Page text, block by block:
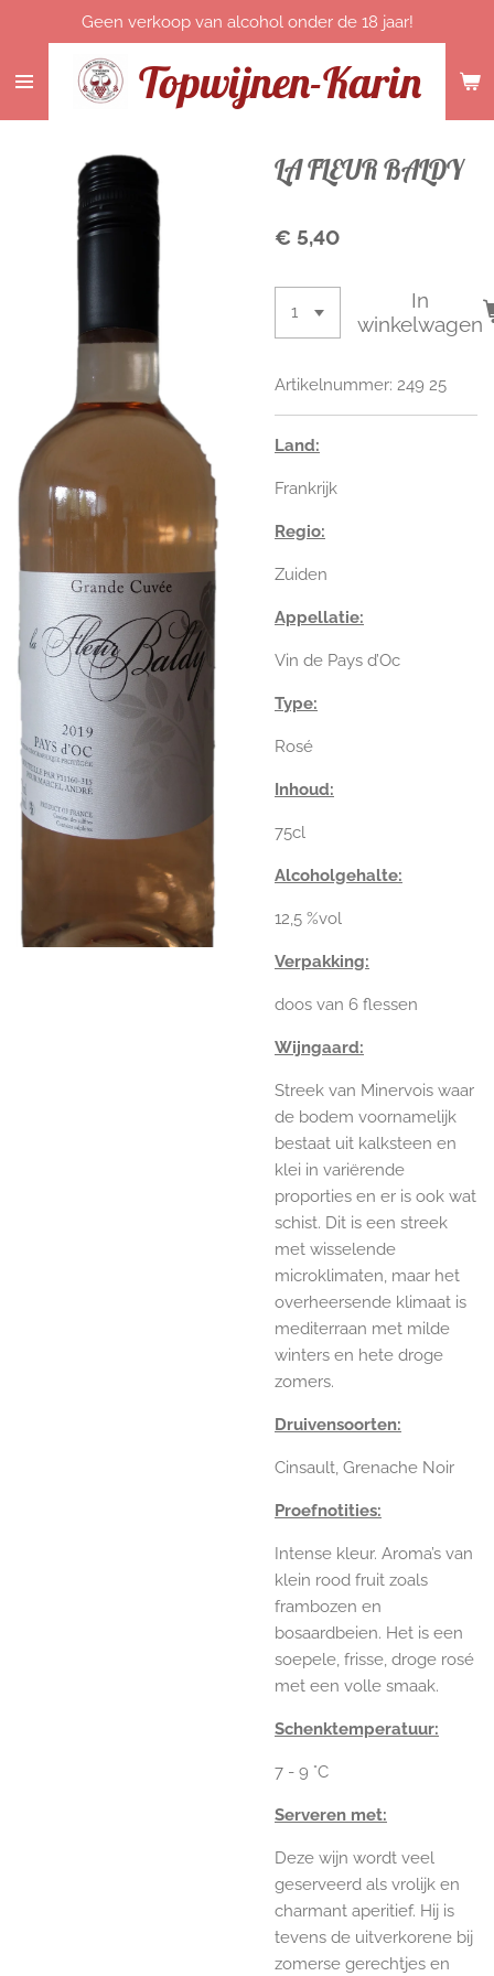
direct
naar
Topwijnen-Karin
Geen verkoop van alcohol onder de 18 jaar!
LA FLEUR BALDY
€ 5,40
In
winkelwagen
Artikelnummer: 249 25
Land:
Frankrijk
Regio:
Zuiden
Appellatie:
Vin de Pays d’Oc
Type:
Rosé
Inhoud:
75cl
Alcoholgehalte:
12,5 %vol
Verpakking:
doos van 6 flessen
Wijngaard:
Streek van Minervois waar
de bodem voornamelijk
bestaat uit kalksteen en
klei in variërende
proporties en er is ook wat
schist. Dit is een streek
met wisselende
microklimaten, maar het
overheersende klimaat is
mediterraan met milde
winters en hete droge
zomers.
Druivensoorten:
Cinsault, Grenache Noir
Proefnotities:
Intense kleur. Aroma’s van
klein rood fruit zoals
frambozen en
bosaardbeien. Het is een
soepele, frisse, droge rosé
met een volle smaak.
Schenktemperatuur:
7 - 9 °C
Serveren met:
Deze wijn wordt veel
geserveerd als vrolijk en
charmant aperitief. Hij is
tevens de uitverkorene bij
zomerse gerechtjes en